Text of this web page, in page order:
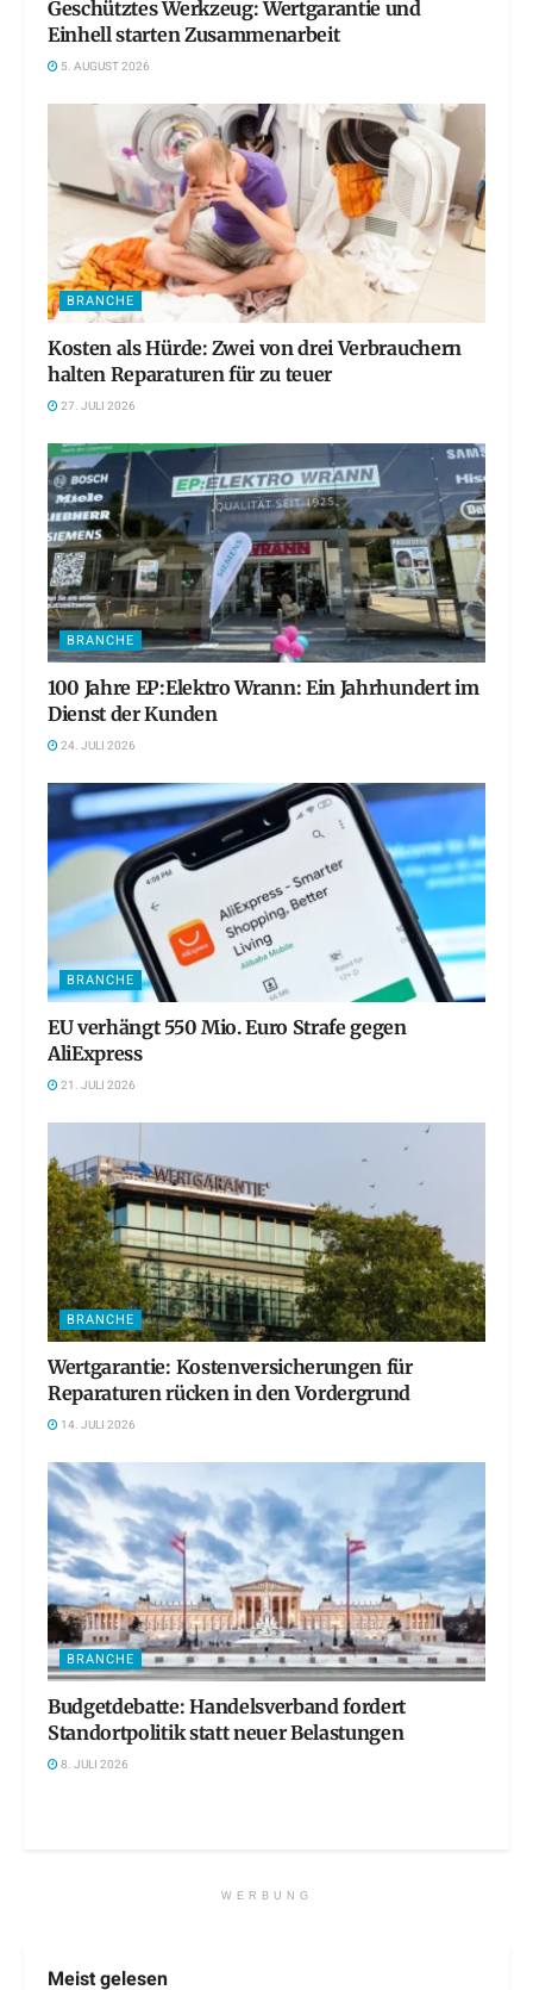
Geschütztes Werkzeug: Wertgarantie und
Einhell starten Zusammenarbeit
5. AUGUST 2026
BRANCHE
Kosten als Hürde: Zwei von drei Verbrauchern
halten Reparaturen für zu teuer
27. JULI 2026
BRANCHE
100 Jahre EP:Elektro Wrann: Ein Jahrhundert im
Dienst der Kunden
24. JULI 2026
BRANCHE
EU verhängt 550 Mio. Euro Strafe gegen
AliExpress
21. JULI 2026
BRANCHE
Wertgarantie: Kostenversicherungen für
Reparaturen rücken in den Vordergrund
14. JULI 2026
BRANCHE
Budgetdebatte: Handelsverband fordert
Standortpolitik statt neuer Belastungen
8. JULI 2026
WERBUNG
Meist gelesen